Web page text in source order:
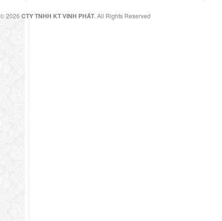
© 2026 CTY TNHH KT VINH PHÁT. All Rights Reserved